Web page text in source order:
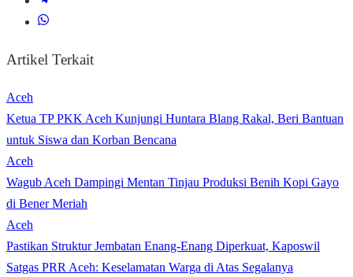
Artikel Terkait
Aceh
Ketua TP PKK Aceh Kunjungi Huntara Blang Rakal, Beri Bantuan
untuk Siswa dan Korban Bencana
Aceh
Wagub Aceh Dampingi Mentan Tinjau Produksi Benih Kopi Gayo
di Bener Meriah
Aceh
Pastikan Struktur Jembatan Enang-Enang Diperkuat, Kaposwil
Satgas PRR Aceh: Keselamatan Warga di Atas Segalanya